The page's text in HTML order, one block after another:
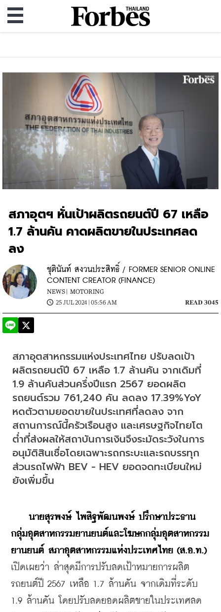
สภาอุตฯ หั่นเป้าผลิตรถยนต์ปี 67 เหลือ
1.7 ล้านคัน คาดผลิตขายในประเทศลด
ลง
ชุตินันท์ สงวนประสิทธิ์ / FORMER SENIOR ONLINE
CONTENT CREATOR (FINANCE)
NEWS | MOTORING
25 JUL 2024 | 05:56 AM
READ 3045
สภาอุตสาหกรรมแห่งประเทศไทย ปรับลดเป้า
ผลิตรถยนต์ปี 67 เหลือ 1.7 ล้านคัน จากเดิมที่
1.9 ล้านคันส่วนครึ่งปีแรก 2567 ยอดผลิต
รถยนต์รวม 761,240 คัน ลดลง 17.39%YoY
หดตัวตามยอดขายในประเทศที่ลดลง จาก
สถานการณ์นี้ครัวเรือนสูง และเศรษฐกิจไทยโต
ต่ำที่ส่งผลให้สถาบันการเงินจึงระมัดระวังในการ
อนุมัติสินเชื่อโดยเฉพาะรถกระบะและรถบรรทุก
ส่วนรถไฟฟ้า BEV - HEV ยอดจดทะเบียนใหม่
ยังเพิ่มขึ้น
นายสุรพงษ์ ไพสิฐพัฒนพงษ์ ปรึกษาประธาน
กลุ่มอุตสาหกรรมยานยนต์และโฆษกกลุ่มอุตสาหกรรม
ยานยนต์ สภาอุตสาหกรรมแห่งประเทศไทย (ส.อ.ท.)
เปิดเผยว่า ล่าสุดมีการปรับลดเป้าหมายการผลิต
รถยนต์ปี 2567 เหลือ 1.7 ล้านคัน จากเดิมที่ระดับ
1.9 ล้านคัน โดยปรับลดยอดผลิตขายในประเทศลด